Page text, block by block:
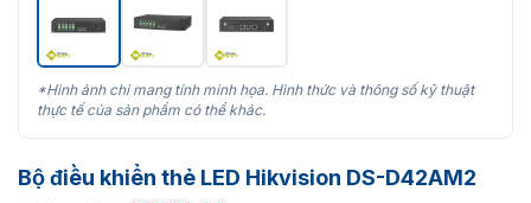
*Hình ảnh chỉ mang tính minh họa. Hình thức và thông số kỹ thuật
thực tế của sản phẩm có thể khác.
Bộ điều khiển thẻ LED Hikvision DS-D42AM2